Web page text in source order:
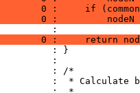
0 :     if
0 :         nodeN
:
0 :     return
: }
:
: /*
:  * Calculate